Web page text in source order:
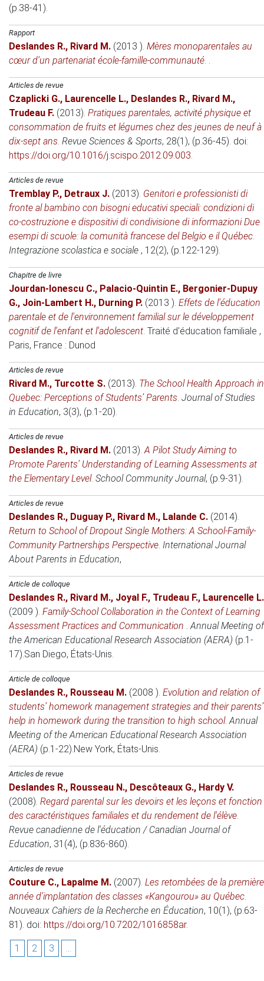
(p.38-41).
Rapport
Deslandes R., Rivard M. (2013 ). Mères monoparentales au
cœur d'un partenariat école-famille-communauté. .
Articles de revue
Czaplicki G., Laurencelle L., Deslandes R., Rivard M.,
Trudeau F. (2013). Pratiques parentales, activité physique et
consommation de fruits et légumes chez des jeunes de neuf à
dix-sept ans. Revue Sciences & Sports, 28(1), (p.36-45). doi:
https://doi.org/10.1016/j.scispo.2012.09.003.
Articles de revue
Tremblay P., Detraux J. (2013). Genitori e professionisti di
fronte al bambino con bisogni educativi speciali: condizioni di
co-costruzione e dispositivi di condivisione di informazioni Due
esempi di scuole: la comunità francese del Belgio e il Québec.
Integrazione scolastica e sociale , 12(2), (p.122-129).
Chapitre de livre
Jourdan-Ionescu C., Palacio-Quintin E., Bergonier-Dupuy
G., Join-Lambert H., Durning P. (2013 ). Effets de l'éducation
parentale et de l'environnement familial sur le développement
cognitif de l'enfant et l'adolescent. Traité d'éducation familiale ,
Paris, France : Dunod
Articles de revue
Rivard M., Turcotte S. (2013). The School Health Approach in
Quebec: Perceptions of Students’ Parents. Journal of Studies
in Education, 3(3), (p.1-20).
Articles de revue
Deslandes R., Rivard M. (2013).A Pilot Study Aiming to
Promote Parents’ Understanding of Learning Assessments at
the Elementary Level. School Community Journal, (p.9-31).
Articles de revue
Deslandes R., Duguay P., Rivard M., Lalande C. (2014).
Return to School of Dropout Single Mothers: A School-Family-
Community Partnerships Perspective. International Journal
About Parents in Education,
Article de colloque
Deslandes R., Rivard M., Joyal F., Trudeau F., Laurencelle L.
(2009 ). Family-School Collaboration in the Context of Learning
Assessment Practices and Communication .Annual Meeting of
the American Educational Research Association (AERA) (p.1-
17).San Diego, États-Unis.
Article de colloque
Deslandes R., Rousseau M. (2008 ). Evolution and relation of
students’ homework management strategies and their parents’
help in homework during the transition to high school.Annual
Meeting of the American Educational Research Association
(AERA) (p.1-22).New York, États-Unis.
Articles de revue
Deslandes R., Rousseau N., Descôteaux G., Hardy V.
(2008). Regard parental sur les devoirs et les leçons et fonction
des caractéristiques familiales et du rendement de l'élève.
Revue canadienne de l'éducation / Canadian Journal of
Education, 31(4), (p.836-860).
Articles de revue
Couture C., Lapalme M. (2007). Les retombées de la première
année d’implantation des classes «Kangourou» au Québec.
Nouveaux Cahiers de la Recherche en Éducation, 10(1), (p.63-
81). doi: https://doi.org/10.7202/1016858ar.
1 2 3 ...